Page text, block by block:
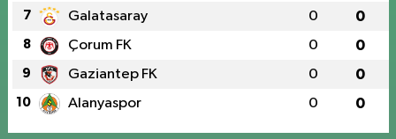
7 Galatasaray 0 0
8 Çorum FK 0 0
9 Gaziantep FK 0 0
10 Alanyaspor 0 0